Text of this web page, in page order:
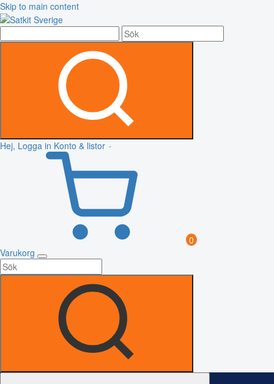
Skip to main content
Hej, Logga in Konto & listor
0
Varukorg